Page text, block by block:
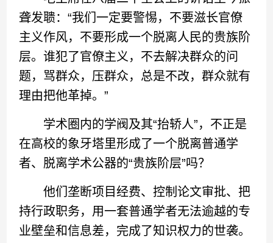
聋发聩：“我们一定要警惕，不要滋长官僚
主义作风，不要形成一个脱离人民的贵族阶
层。谁犯了官僚主义，不去解决群众的问
题，骂群众，压群众，总是不改，群众就有
理由把他革掉。”
学术圈内的学阀及其“抬轿人”，不正是
在高校的象牙塔里形成了一个脱离普通学
者、脱离学术公器的“贵族阶层”吗？
他们垄断项目经费、控制论文审批、把
持行政职务，用一套普通学者无法逾越的专
业壁垒和信息差，完成了知识权力的世袭。